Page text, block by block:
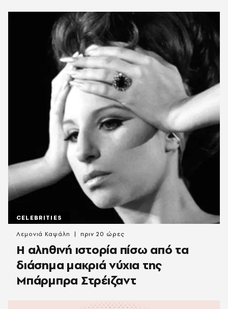
CELEBRITIES
Η αληθινή ιστορία πίσω από τα
διάσημα μακριά νύχια της
Μπάρμπρα Στρέιζαντ
Λεμονιά Καψάλη πριν 20 ώρες